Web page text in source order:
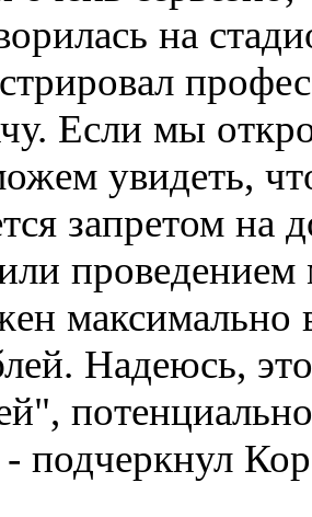
на
Если мы
увидеть,
запретом на
Надеюсь,
подчеркнул